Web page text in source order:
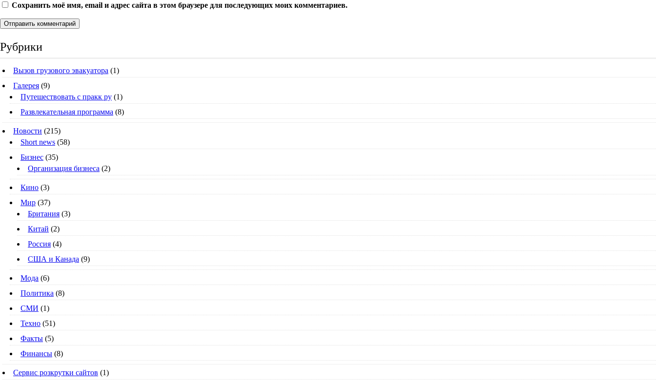
Сохранить моё имя, email и адрес сайта в этом браузере для последующих моих комментариев.
Рубрики
Вызов грузового эвакуатора (1)
Галерея (9)
Путешествовать с пракк ру (1)
Развлекательная программа (8)
Новости (215)
Short news (58)
Бизнес (35)
Организация бизнеса (2)
Кино (3)
Мир (37)
Британия (3)
Китай (2)
Россия (4)
США и Канада (9)
Мода (6)
Политика (8)
СМИ (1)
Техно (51)
Факты (5)
Финансы (8)
Сервис розкрутки сайтов (1)